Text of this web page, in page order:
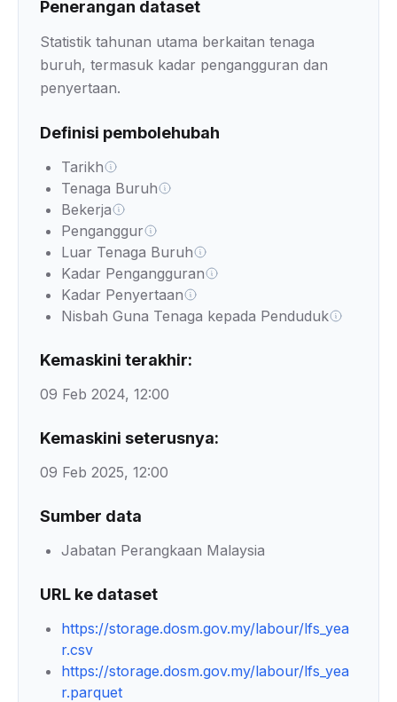
Penerangan dataset
Statistik tahunan utama berkaitan tenaga
buruh, termasuk kadar pengangguran dan
penyertaan.
Definisi pembolehubah
Tarikh
Tenaga Buruh
Bekerja
Penganggur
Luar Tenaga Buruh
Kadar Pengangguran
Kadar Penyertaan
Nisbah Guna Tenaga kepada Penduduk
Kemaskini terakhir:
09 Feb 2024, 12:00
Kemaskini seterusnya:
09 Feb 2025, 12:00
Sumber data
Jabatan Perangkaan Malaysia
URL ke dataset
https://storage.dosm.gov.my/labour/lfs_yea
r.csv
https://storage.dosm.gov.my/labour/lfs_yea
r.parquet